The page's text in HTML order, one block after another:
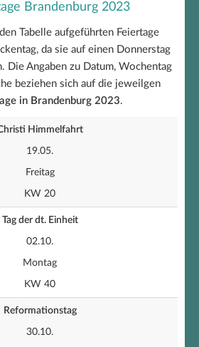
Brandenburg 2023
Tabelle aufgeführten Feiertage
da sie auf einen Donnerstag
Die Angaben zu Datum, Wochentag
beziehen sich auf die jeweilgen
in Brandenburg 2023.
Himmelfahrt
19.05.
Freitag
KW 20
Tag der dt. Einheit
02.10.
Montag
KW 40
Reformationstag
30.10.